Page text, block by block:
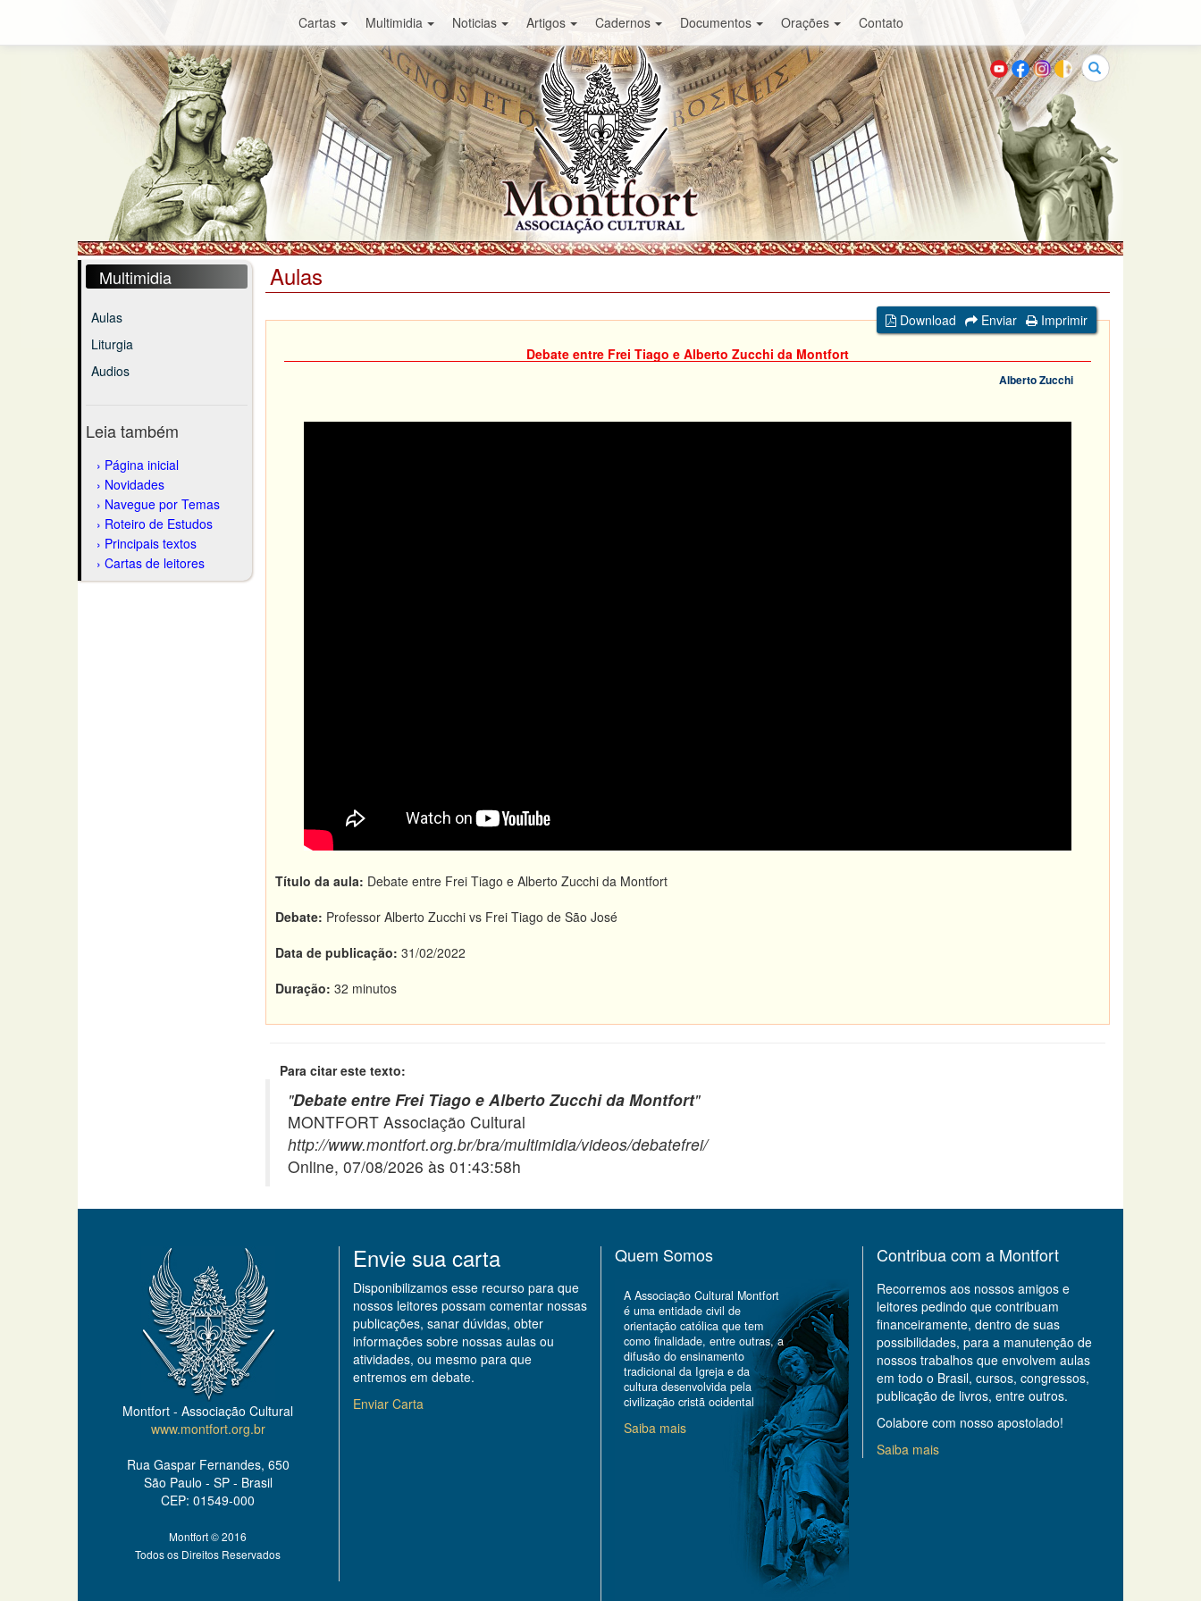
Cartas Multimidia Noticias Artigos Cadernos Documentos Orações Contato
Buscar
Multimidia
Aulas
Liturgia
Audios
Leia também
Página inicial
Novidades
Navegue por Temas
Roteiro de Estudos
Principais textos
Cartas de leitores
Aulas
Download Enviar
Imprimir
Debate entre Frei Tiago e Alberto Zucchi da Montfort
Alberto Zucchi
Título da aula: Debate entre Frei Tiago e Alberto Zucchi da Montfort
Debate: Professor Alberto Zucchi vs Frei Tiago de São José
Data de publicação: 31/02/2022
Duração: 32 minutos
Para citar este texto:
"Debate entre Frei Tiago e Alberto Zucchi da Montfort"
MONTFORT Associação Cultural
http://www.montfort.org.br/bra/multimidia/videos/debatefrei/
Online, 07/08/2026 às 01:43:58h
Montfort - Associação Cultural
www.montfort.org.br
Rua Gaspar Fernandes, 650
São Paulo - SP - Brasil
CEP: 01549-000
Montfort © 2016
Todos os Direitos Reservados
Envie sua carta
Disponibilizamos esse recurso para que
nossos leitores possam comentar nossas
publicações, sanar dúvidas, obter
informações sobre nossas aulas ou
atividades, ou mesmo para que
entremos em debate.
Enviar Carta
Quem Somos
A Associação Cultural Montfort
é uma entidade civil de
orientação católica que tem
como finalidade, entre outras, a
difusão do ensinamento
tradicional da Igreja e da
cultura desenvolvida pela
civilização cristã ocidental
Saiba mais
Contribua com a Montfort
Recorremos aos nossos amigos e
leitores pedindo que contribuam
financeiramente, dentro de suas
possibilidades, para a manutenção de
nossos trabalhos que envolvem aulas
em todo o Brasil, cursos, congressos,
publicação de livros, entre outros.
Colabore com nosso apostolado!
Saiba mais